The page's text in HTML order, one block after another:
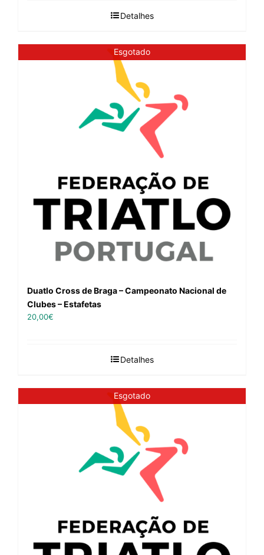
Detalhes
Esgotado
Duatlo Cross de Braga – Campeonato Nacional de
Clubes – Estafetas
20,00€
Detalhes
Esgotado